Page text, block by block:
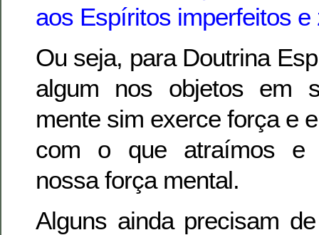
aos Espíritos imperfeitos e
Ou seja, para Doutrina
algum nos objetos em
mente sim exerce força e
com o que atraímos e
nossa força mental.
Alguns ainda precisam